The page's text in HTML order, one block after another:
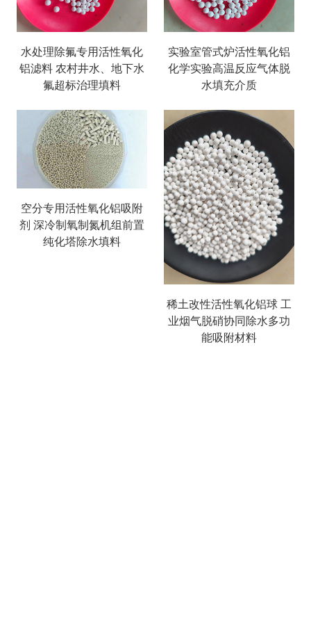
水处理除氟专用活性氧化
铝滤料 农村井水、地下水
氟超标治理填料
实验室管式炉活性氧化铝
化学实验高温反应气体脱
水填充介质
空分专用活性氧化铝吸附
剂 深冷制氧制氮机组前置
纯化塔除水填料
稀土改性活性氧化铝球 工
业烟气脱硝协同除水多功
能吸附材料